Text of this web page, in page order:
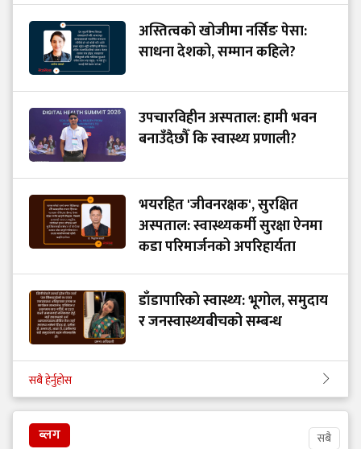
अस्तित्वको खोजीमा नर्सिङ पेसा:
साधना देशको, सम्मान कहिले?
उपचारविहीन अस्पताल: हामी भवन
बनाउँदैछौँ कि स्वास्थ्य प्रणाली?
भयरहित 'जीवनरक्षक', सुरक्षित
अस्पताल: स्वास्थ्यकर्मी सुरक्षा ऐनमा
कडा परिमार्जनको अपरिहार्यता
डाँडापारिको स्वास्थ्य: भूगोल, समुदाय
र जनस्वास्थ्यबीचको सम्बन्ध
सबै हेर्नुहोस
ब्लग सबै